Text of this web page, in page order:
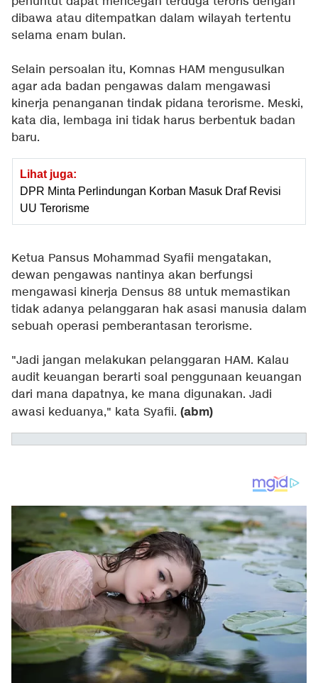
dibawa atau ditempatkan dalam wilayah tertentu
selama enam bulan.
Selain persoalan itu, Komnas HAM mengusulkan
agar ada badan pengawas dalam mengawasi
kinerja penanganan tindak pidana terorisme. Meski,
kata dia, lembaga ini tidak harus berbentuk badan
baru.
Lihat juga:
DPR Minta Perlindungan Korban Masuk Draf Revisi
UU Terorisme
Ketua Pansus Mohammad Syafii mengatakan,
dewan pengawas nantinya akan berfungsi
mengawasi kinerja Densus 88 untuk memastikan
tidak adanya pelanggaran hak asasi manusia dalam
sebuah operasi pemberantasan terorisme.
"Jadi jangan melakukan pelanggaran HAM. Kalau
audit keuangan berarti soal penggunaan keuangan
dari mana dapatnya, ke mana digunakan. Jadi
awasi keduanya," kata Syafii. (abm)